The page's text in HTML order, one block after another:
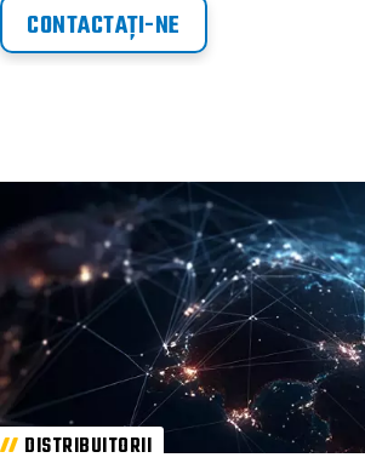
CONTACTAȚI-NE
DISTRIBUITORII